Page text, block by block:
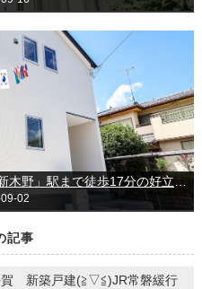
02
記事
新築戸建(≧▽≦)JR常磐緩行